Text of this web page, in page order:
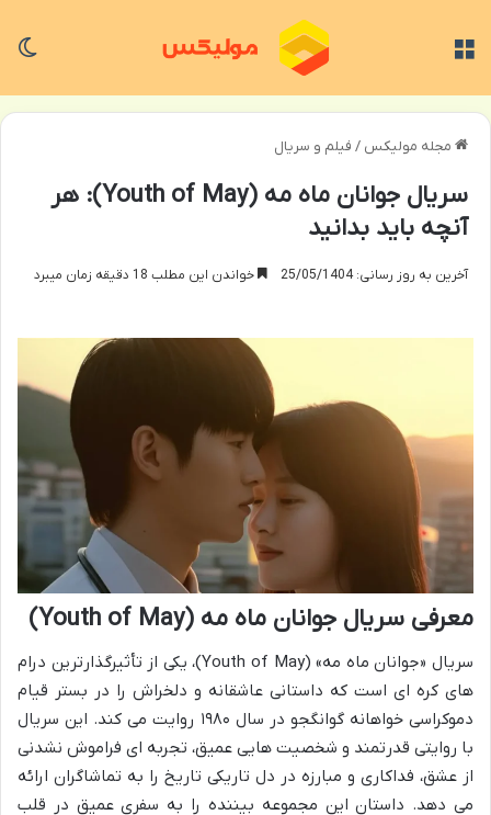
مجله مولیکس / فیلم و سریال
سریال جوانان ماه مه (Youth of May): هر
آنچه باید بدانید
آخرین به روز رسانی: 25/05/1404 خواندن این مطلب 18 دقیقه زمان میبرد
معرفی سریال جوانان ماه مه (Youth of May)
سریال «جوانان ماه مه» (Youth of May)، یکی از تأثیرگذارترین درام
های کره ای است که داستانی عاشقانه و دلخراش را در بستر قیام
دموکراسی خواهانه گوانگجو در سال ۱۹۸۰ روایت می کند. این سریال
با روایتی قدرتمند و شخصیت هایی عمیق، تجربه ای فراموش نشدنی
از عشق، فداکاری و مبارزه در دل تاریکی تاریخ را به تماشاگران ارائه
می دهد. داستان این مجموعه بیننده را به سفری عمیق در قلب